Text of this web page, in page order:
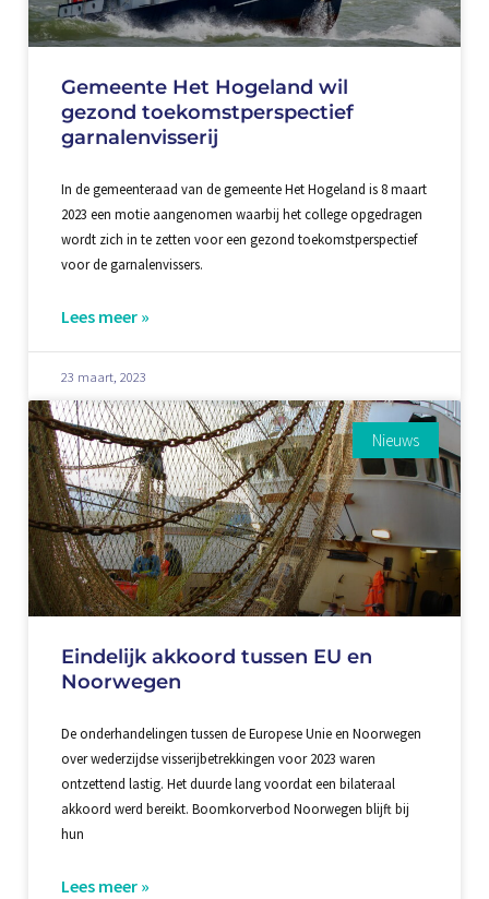
Gemeente Het Hogeland wil
gezond toekomstperspectief
garnalenvisserij
In de gemeenteraad van de gemeente Het Hogeland is 8 maart
2023 een motie aangenomen waarbij het college opgedragen
wordt zich in te zetten voor een gezond toekomstperspectief
voor de garnalenvissers.
Lees meer »
23 maart, 2023
Nieuws
Eindelijk akkoord tussen EU en
Noorwegen
De onderhandelingen tussen de Europese Unie en Noorwegen
over wederzijdse visserijbetrekkingen voor 2023 waren
ontzettend lastig. Het duurde lang voordat een bilateraal
akkoord werd bereikt. Boomkorverbod Noorwegen blijft bij
hun
Lees meer »